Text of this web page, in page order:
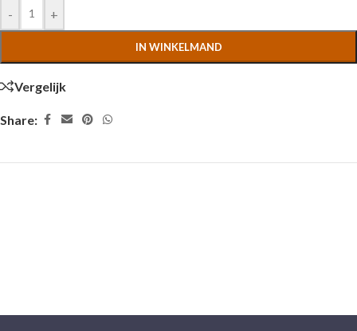
- +
IN WINKELMAND
Vergelijk
Share: